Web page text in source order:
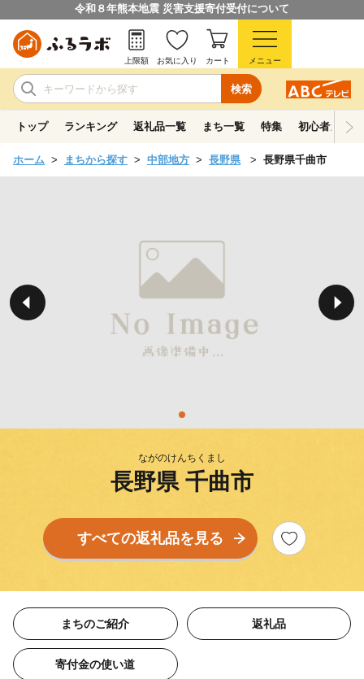
令和８年熊本地震 災害支援寄付受付について
検索
上限額 お気に入り カート メニュー
トップ ランキング 返礼品一覧 まち一覧 特集 初心者ガイド
ホーム まちから探す 中部地方 長野県 長野県千曲市
ながのけんちくまし
長野県 千曲市
すべての返礼品を見る
まちのご紹介 返礼品
寄付金の使い道